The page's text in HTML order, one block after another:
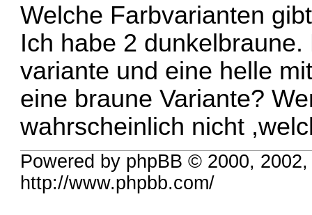
Welche Farbvarianten
Ich habe 2
variante und eine helle
eine braune Variante?
wahrscheinlich nicht
Powered by phpBB © 2000,
http://www.phpbb.com/